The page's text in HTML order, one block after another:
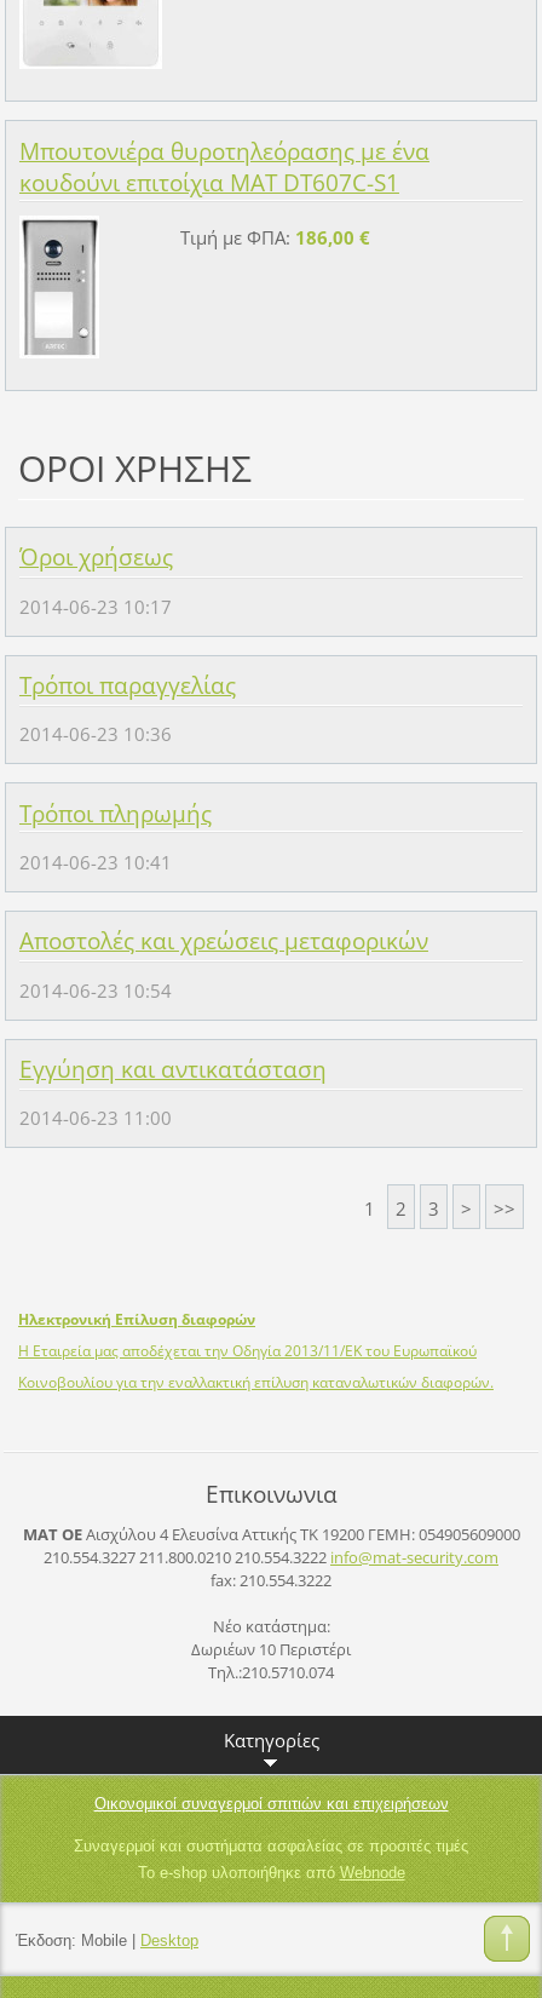
Μπουτονιέρα θυροτηλεόρασης με ένα
κουδούνι επιτοίχια MAT DT607C-S1
Τιμή με ΦΠΑ: 186,00 €
ΟΡΟΙ ΧΡΗΣΗΣ
Όροι χρήσεως
2014-06-23 10:17
Τρόποι παραγγελίας
2014-06-23 10:36
Τρόποι πληρωμής
2014-06-23 10:41
Αποστολές και χρεώσεις μεταφορικών
2014-06-23 10:54
Εγγύηση και αντικατάσταση
2014-06-23 11:00
1 2 3 > >>
Ηλεκτρονική Επίλυση διαφορών
Η Εταιρεία μας αποδέχεται την Οδηγία 2013/11/ΕΚ του Ευρωπαϊκού
Κοινοβουλίου για την εναλλακτική επίλυση καταναλωτικών διαφορών.
Επικοινωνια
ΜΑΤ ΟΕΑισχύλου 4 Ελευσίνα Αττικής ΤΚ 19200ΓΕΜΗ: 054905609000
210.554.3227 211.800.0210 210.554.3222 info@mat-security.com
fax: 210.554.3222
Νέο κατάστημα:
Δωριέων 10 Περιστέρι
Τηλ.:210.5710.074
Κατηγορίες
Οικονομικοί συναγερμοί σπιτιών και επιχειρήσεων
Συναγερμοί και συστήματα ασφαλείας σε προσιτές τιμές
Το e-shop υλοποιήθηκε απόWebnode
Έκδοση: Mobile| Desktop